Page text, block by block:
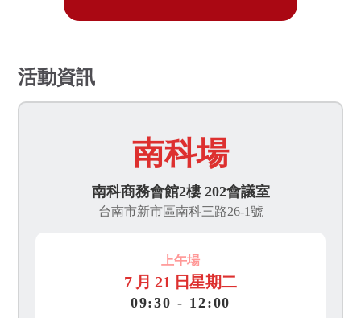
活動資訊
南科場
南科商務會館2樓 202會議室
台南市新市區南科三路26-1號
上午場
7 月 21 日星期二
09:30 - 12:00